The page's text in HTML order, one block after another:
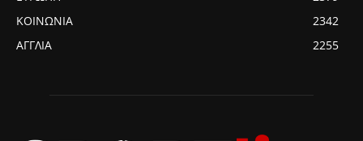
ΚΟΙΝΩΝΙΑ
2342
ΑΓΓΛΙΑ
2255